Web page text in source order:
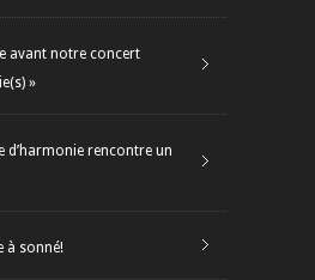
avant notre concert
»
d’harmonie rencontre un
à sonné!